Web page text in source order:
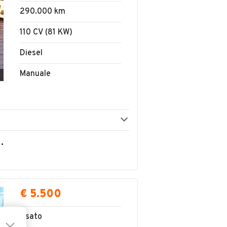
290.000 km
110 CV (81 KW)
Diesel
Manuale
€ 5.500
Usato